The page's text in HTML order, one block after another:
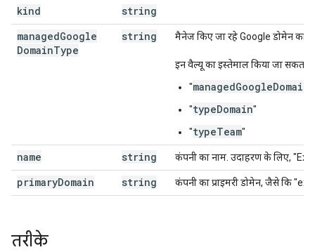
kind
string
managedGoogle
DomainType
string मैनेज किए जा रहे Google डोमेन का
इन वैल्यू का इस्तेमाल किया जा सकता
"
"typeDomain"
"typeTeam"
name string कंपनी का नाम. उदाहरण के लिए,
primaryDomain string कंपनी का प्राइमरी डोमेन, जैसे कि
तरीके